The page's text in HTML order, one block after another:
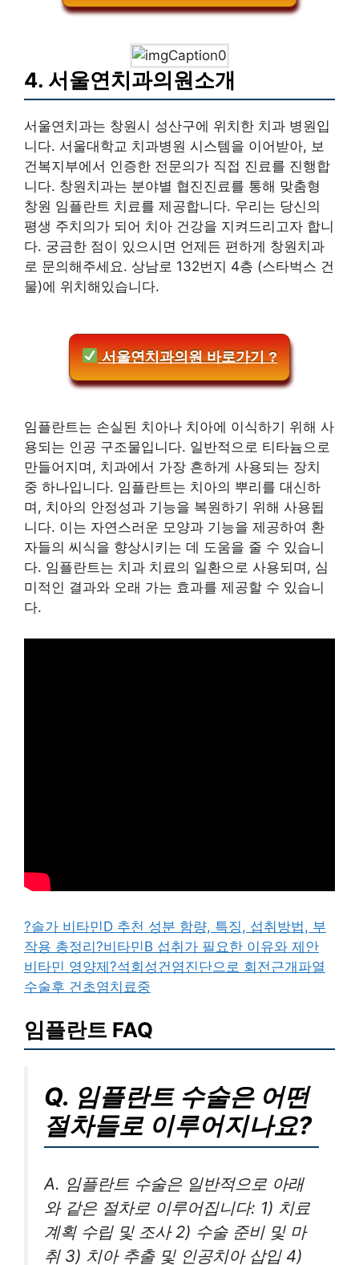
4. 서울연치과의원소개
서울연치과는 창원시 성산구에 위치한 치과 병원입
니다. 서울대학교 치과병원 시스템을 이어받아, 보
건복지부에서 인증한 전문의가 직접 진료를 진행합
니다. 창원치과는 분야별 협진진료를 통해 맞춤형
창원 임플란트 치료를 제공합니다. 우리는 당신의
평생 주치의가 되어 치아 건강을 지켜드리고자 합니
다. 궁금한 점이 있으시면 언제든 편하게 창원치과
로 문의해주세요. 상남로 132번지 4층 (스타벅스 건
물)에 위치해있습니다.
서울연치과의원 바로가기 ?
임플란트는 손실된 치아나 치아에 이식하기 위해 사
용되는 인공 구조물입니다. 일반적으로 티타늄으로
만들어지며, 치과에서 가장 흔하게 사용되는 장치
중 하나입니다. 임플란트는 치아의 뿌리를 대신하
며, 치아의 안정성과 기능을 복원하기 위해 사용됩
니다. 이는 자연스러운 모양과 기능을 제공하여 환
자들의 씨식을 향상시키는 데 도움을 줄 수 있습니
다. 임플란트는 치과 치료의 일환으로 사용되며, 심
미적인 결과와 오래 가는 효과를 제공할 수 있습니
다.
?솔가 비타민D 추천 성분 함량, 특징, 섭취방법, 부
작용 총정리?비타민B 섭취가 필요한 이유와 제안
비타민 영양제?석회성건염진단으로 회전근개파열
수술후 건초염치료중
임플란트 FAQ
Q. 임플란트 수술은 어떤
절차들로 이루어지나요?
A. 임플란트 수술은 일반적으로 아래
와 같은 절차로 이루어집니다: 1) 치료
계획 수립 및 조사 2) 수술 준비 및 마
취 3) 치아 추출 및 인공치아 삽입 4)